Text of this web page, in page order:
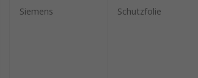
Siemens Schutzfolie